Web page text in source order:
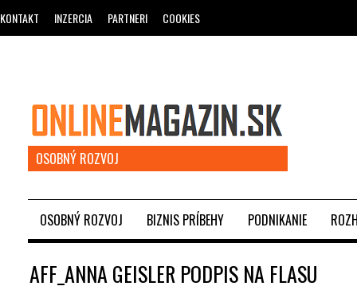
KONTAKT INZERCIA PARTNERI COOKIES
OSOBNÝ ROZVOJ
OSOBNÝ ROZVOJ BIZNIS PRÍBEHY PODNIKANIE
AFF_ANNA GEISLER PODPIS NA FLASU